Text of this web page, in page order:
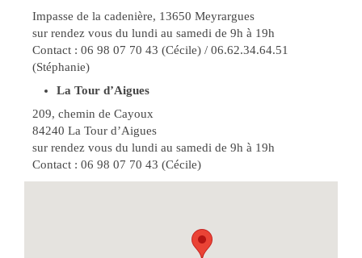
Impasse de la cadenière, 13650 Meyrargues
sur rendez vous du lundi au samedi de 9h à 19h
Contact : 06 98 07 70 43 (Cécile) / 06.62.34.64.51
(Stéphanie)
La Tour d’Aigues
209, chemin de Cayoux
84240 La Tour d’Aigues
sur rendez vous du lundi au samedi de 9h à 19h
Contact : 06 98 07 70 43 (Cécile)